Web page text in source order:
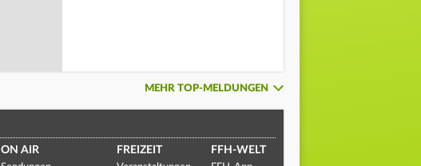
MEHR TOP-MELDUNGEN
ON AIR FREIZEIT FFH-WELT